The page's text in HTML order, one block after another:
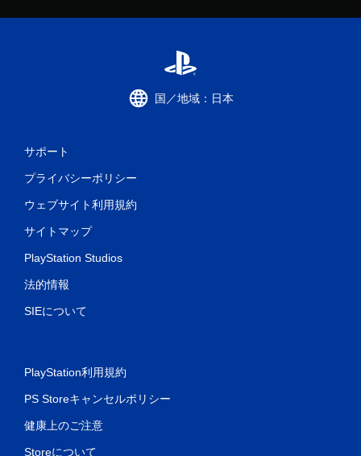
国／地域：日本
サポート
プライバシーポリシー
ウェブサイト利用規約
サイトマップ
PlayStation Studios
法的情報
SIEについて
PlayStation利用規約
PS Storeキャンセルポリシー
健康上のご注意
Storeについて